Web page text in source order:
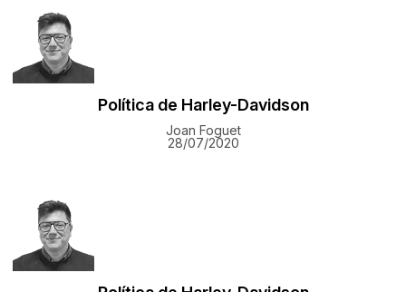
Política de Harley-Davidson
Joan Foguet
28/07/2020